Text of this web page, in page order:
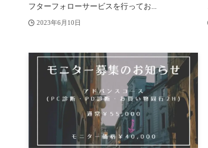
フターフォローサービスを行ってお...
2023年6月10日